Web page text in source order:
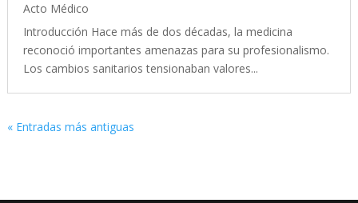
Acto Médico
Introducción Hace más de dos décadas, la medicina
reconoció importantes amenazas para su profesionalismo.
Los cambios sanitarios tensionaban valores...
« Entradas más antiguas